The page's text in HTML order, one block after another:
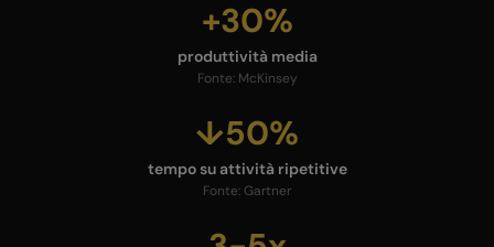
+30%
produttività media
Fonte: McKinsey
↓50%
tempo su attività ripetitive
Fonte: Gartner